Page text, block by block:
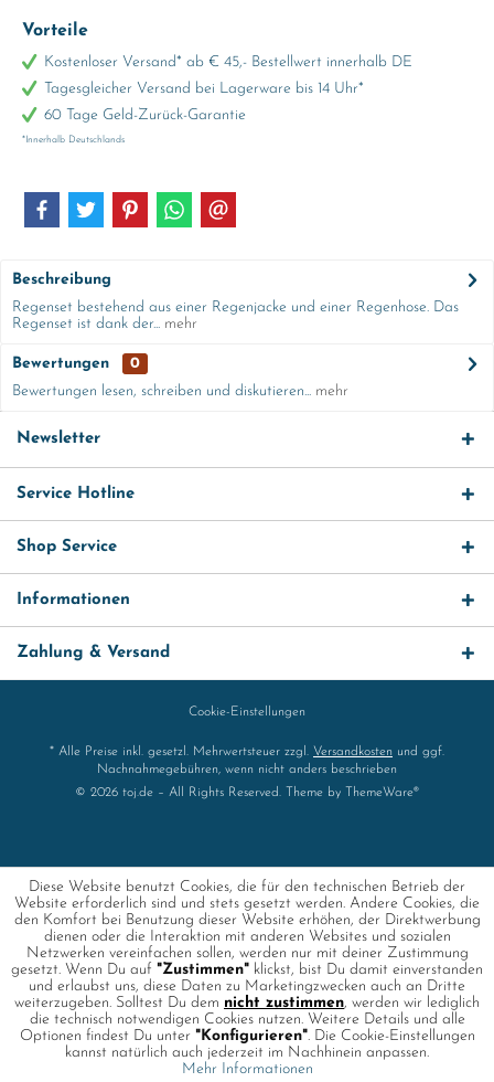
Vorteile
Kostenloser Versand* ab € 45,- Bestellwert innerhalb DE
Tagesgleicher Versand bei Lagerware bis 14 Uhr*
60 Tage Geld-Zurück-Garantie
*Innerhalb Deutschlands
Beschreibung
Regenset bestehend aus einer Regenjacke und einer Regenhose. Das
Regenset ist dank der... mehr
Bewertungen
0
Bewertungen lesen, schreiben und diskutieren... mehr
Newsletter
Service Hotline
Shop Service
Informationen
Zahlung & Versand
Cookie-Einstellungen
* Alle Preise inkl. gesetzl. Mehrwertsteuer zzgl. Versandkosten und ggf.
Nachnahmegebühren, wenn nicht anders beschrieben
© 2026 toj.de – All Rights Reserved. Theme by
ThemeWare®
Diese Website benutzt Cookies, die für den technischen Betrieb der
Website erforderlich sind und stets gesetzt werden. Andere Cookies, die
den Komfort bei Benutzung dieser Website erhöhen, der Direktwerbung
dienen oder die Interaktion mit anderen Websites und sozialen
Netzwerken vereinfachen sollen, werden nur mit deiner Zustimmung
gesetzt. Wenn Du auf "Zustimmen" klickst, bist Du damit einverstanden
und erlaubst uns, diese Daten zu Marketingzwecken auch an Dritte
weiterzugeben. Solltest Du dem nicht zustimmen, werden wir lediglich
die technisch notwendigen Cookies nutzen. Weitere Details und alle
Optionen findest Du unter "Konfigurieren". Die Cookie-Einstellungen
kannst natürlich auch jederzeit im Nachhinein anpassen.
Mehr Informationen